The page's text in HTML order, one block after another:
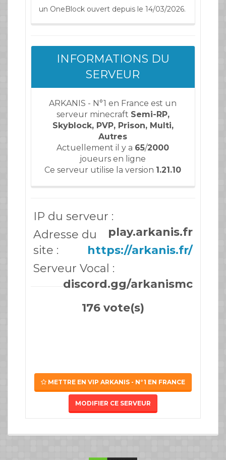
un OneBlock ouvert depuis le 14/03/2026.
INFORMATIONS DU
SERVEUR
ARKANIS - N°1 en France est un
serveur minecraft Semi-RP,
Skyblock, PVP, Prison, Multi,
Autres
Actuellement il y a 65/2000
joueurs en ligne
Ce serveur utilise la version 1.21.10
IP du serveur :
play.arkanis.fr
Adresse du
site :
https://arkanis.fr/
Serveur Vocal :
discord.gg/arkanismc
176 vote(s)
METTRE EN VIP ARKANIS - N°1 EN FRANCE
MODIFIER CE SERVEUR